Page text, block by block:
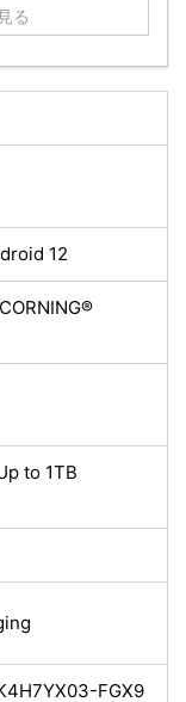
る
12
to 1TB
FGX9